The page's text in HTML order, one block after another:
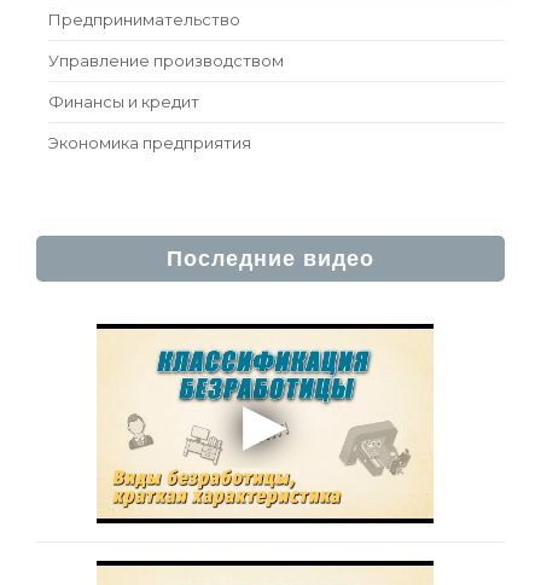
Предпринимательство
Управление производством
Финансы и кредит
Экономика предприятия
Последние видео